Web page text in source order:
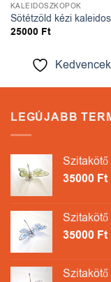
KALEIDOSZKÓPOK
Sötétzöld kézi
25000 Ft
LEGÚJABB
35000 Ft
35000 Ft